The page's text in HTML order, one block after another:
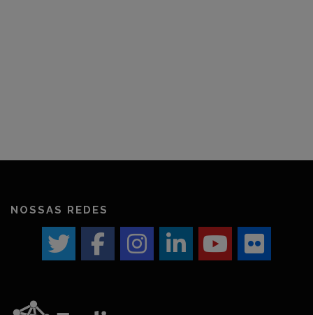
NOSSAS REDES